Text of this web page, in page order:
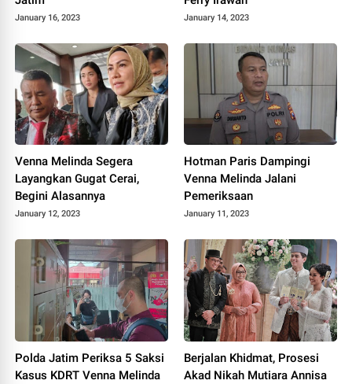
January 16, 2023 January 14, 2023
Venna Melinda Segera
Layangkan Gugat Cerai,
Begini Alasannya
January 12, 2023
Hotman Paris Dampingi
Venna Melinda Jalani
Pemeriksaan
January 11, 2023
Polda Jatim Periksa 5 Saksi
Kasus KDRT Venna Melinda
Berjalan Khidmat, Prosesi
Akad Nikah Mutiara Annisa